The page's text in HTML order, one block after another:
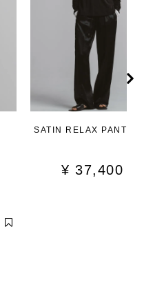
SATIN RELAX PANTS
¥ 37,400